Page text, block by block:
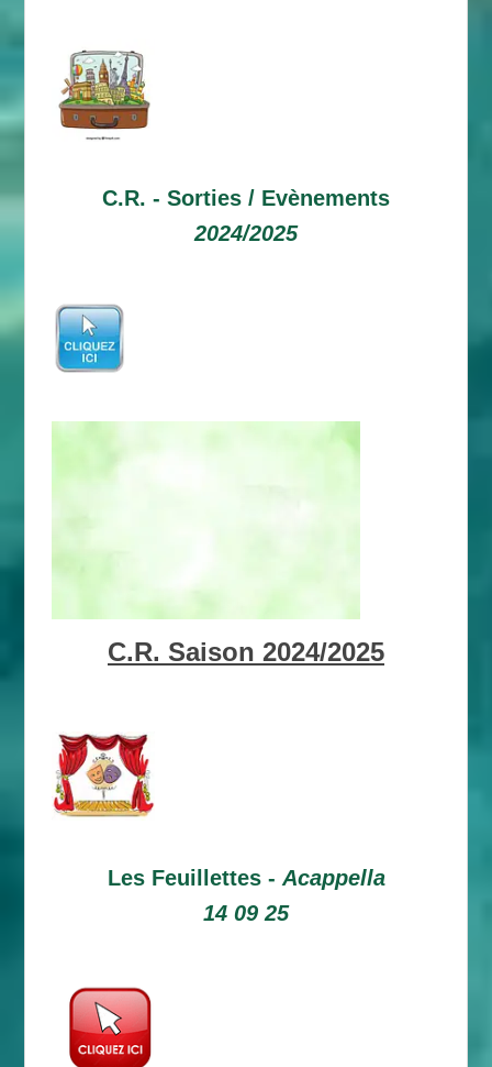
C.R. - Sorties / Evènements
2024/2025
C.R. Saison 2024/2025
Les Feuillettes - Acappella
14 09 25